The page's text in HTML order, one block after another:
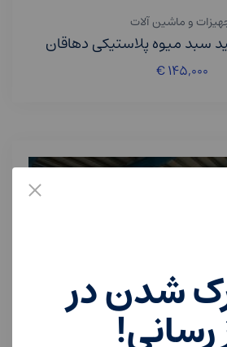
و ماشین آلات
سبد میوه پلاستیکی دهاقان
€۱۴۵,۰۰۰
شدن در
رسانی!